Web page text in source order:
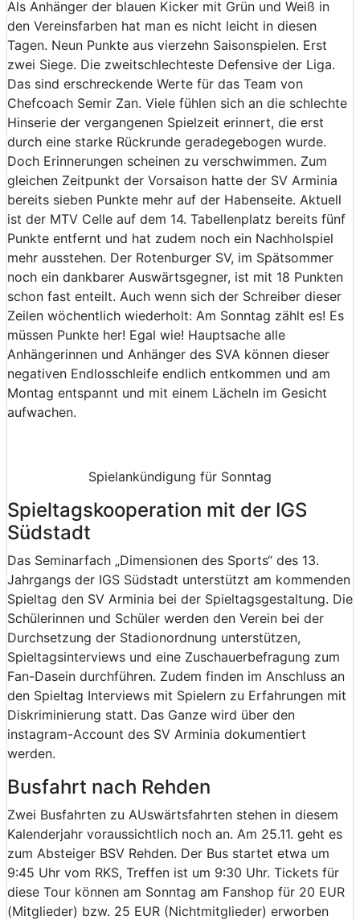
Als Anhänger der blauen Kicker mit Grün und Weiß in
den Vereinsfarben hat man es nicht leicht in diesen
Tagen. Neun Punkte aus vierzehn Saisonspielen. Erst
zwei Siege. Die zweitschlechteste Defensive der Liga.
Das sind erschreckende Werte für das Team von
Chefcoach Semir Zan. Viele fühlen sich an die schlechte
Hinserie der vergangenen Spielzeit erinnert, die erst
durch eine starke Rückrunde geradegebogen wurde.
Doch Erinnerungen scheinen zu verschwimmen. Zum
gleichen Zeitpunkt der Vorsaison hatte der SV Arminia
bereits sieben Punkte mehr auf der Habenseite. Aktuell
ist der MTV Celle auf dem 14. Tabellenplatz bereits fünf
Punkte entfernt und hat zudem noch ein Nachholspiel
mehr ausstehen. Der Rotenburger SV, im Spätsommer
noch ein dankbarer Auswärtsgegner, ist mit 18 Punkten
schon fast enteilt. Auch wenn sich der Schreiber dieser
Zeilen wöchentlich wiederholt: Am Sonntag zählt es! Es
müssen Punkte her! Egal wie! Hauptsache alle
Anhängerinnen und Anhänger des SVA können dieser
negativen Endlosschleife endlich entkommen und am
Montag entspannt und mit einem Lächeln im Gesicht
aufwachen.
Spielankündigung für Sonntag
Spieltagskooperation mit der IGS
Südstadt
Das Seminarfach „Dimensionen des Sports“ des 13.
Jahrgangs der IGS Südstadt unterstützt am kommenden
Spieltag den SV Arminia bei der Spieltagsgestaltung. Die
Schülerinnen und Schüler werden den Verein bei der
Durchsetzung der Stadionordnung unterstützen,
Spieltagsinterviews und eine Zuschauerbefragung zum
Fan-Dasein durchführen. Zudem finden im Anschluss an
den Spieltag Interviews mit Spielern zu Erfahrungen mit
Diskriminierung statt. Das Ganze wird über den
instagram-Account des SV Arminia dokumentiert
werden.
Busfahrt nach Rehden
Zwei Busfahrten zu AUswärtsfahrten stehen in diesem
Kalenderjahr voraussichtlich noch an. Am 25.11. geht es
zum Absteiger BSV Rehden. Der Bus startet etwa um
9:45 Uhr vom RKS, Treffen ist um 9:30 Uhr. Tickets für
diese Tour können am Sonntag am Fanshop für 20 EUR
(Mitglieder) bzw. 25 EUR (Nichtmitglieder) erworben